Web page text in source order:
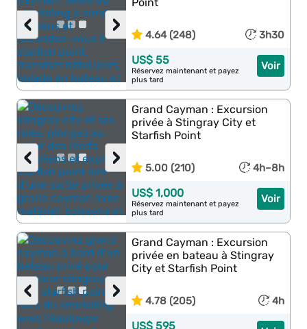
›
‹ 4.64 (248) 3h30
Voir
US$ 55
Réservez maintenant et payez
plus tard
›
‹
Grand Cayman : Excursion
privée à Stingray City et
Starfish Point
5.00 (210) 4h–8h
Voir
US$ 1,000
Réservez maintenant et payez
plus tard
›
‹
Grand Cayman : Excursion
privée en bateau à Stingray
City et Starfish Point
4.78 (205) 4h
US$ 595